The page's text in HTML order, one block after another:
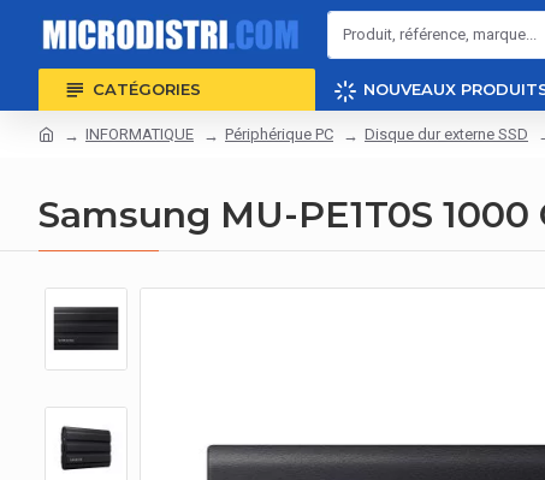
CATÉGORIES NOUVEAUX
INFORMATIQUE Périphérique PC Disque dur externe SSD
Samsung MU-PE1T0S 1000